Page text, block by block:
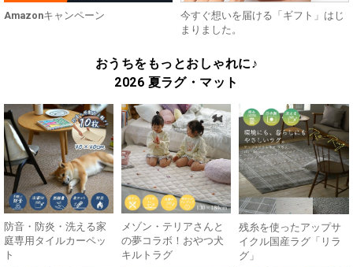
Amazonキャンペーン
今すぐ想いを届ける「ギフト」はじ
まりました。
おうちをもっとおしゃれに♪
2026 夏ラグ・マット
防音・防炎・洗える家
庭専用タイルカーペッ
ト
メゾン・テリアさんと
の夢コラボ！おやつ犬
キルトラグ
残糸を使ったアップサ
イクル国産ラグ「リラ
グ」